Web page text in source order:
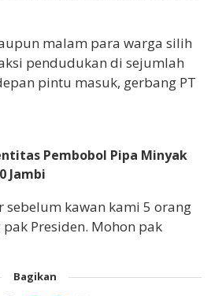
malam para warga silih
pendudukan di sejumlah
pintu masuk, gerbang PT
Pembobol Pipa Minyak
Jambi
sebelum kawan kami 5 orang
Presiden. Mohon pak
Bagikan